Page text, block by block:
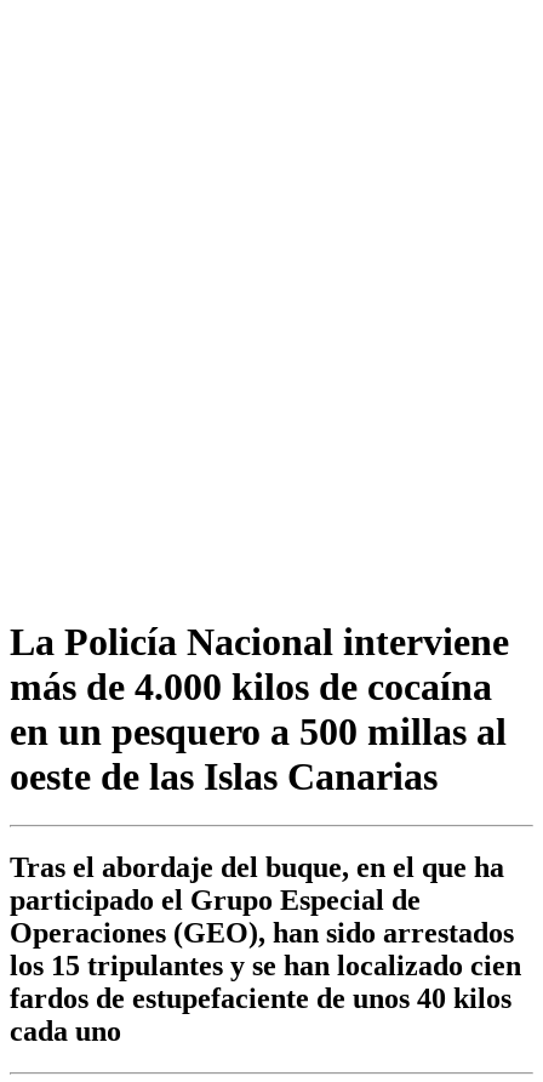
La Policía Nacional interviene
más de 4.000 kilos de cocaína
en un pesquero a 500 millas al
oeste de las Islas Canarias
Tras el abordaje del buque, en el que ha
participado el Grupo Especial de
Operaciones (GEO), han sido arrestados
los 15 tripulantes y se han localizado cien
fardos de estupefaciente de unos 40 kilos
cada uno